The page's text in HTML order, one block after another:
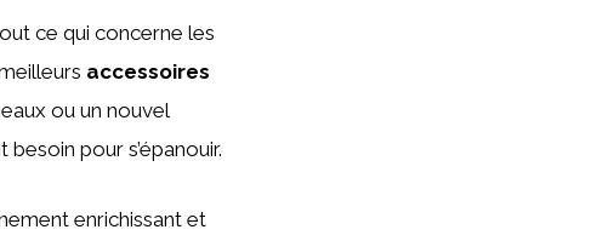
ce qui concerne les
accessoires
ou un nouvel
pour s’épanouir.
enrichissant et